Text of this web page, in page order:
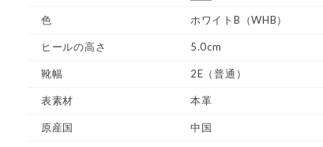
色 ホワイトB（WHB）
ヒールの高さ 5.0cm
靴幅 2E（普通）
表素材 本革
原産国 中国